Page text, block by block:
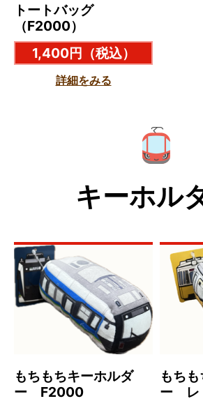
トートバッグ
（F2000）
1,400円 （税込）
詳細をみる
キーホル
もちもちキーホルダ
ー F2000
もち
ー レ